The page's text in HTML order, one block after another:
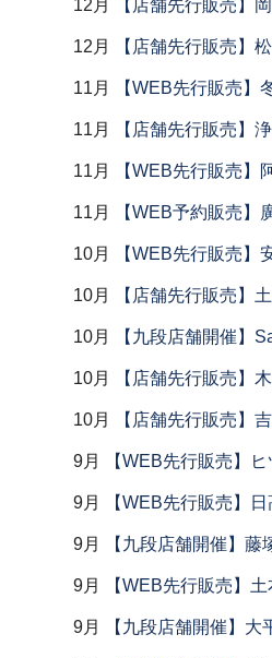
12月 【店舗先行販売】
12月 【店舗先行販売】
11月 【WEB先行販売】
11月 【店舗先行販売】
11月 【WEB先行販売】
11月 【WEB予約販売】
10月 【WEB先行販売】
10月 【店舗先行販売】
10月 【九段店舗開催】
10月 【店舗先行販売】
10月 【店舗先行販売】
9月 【WEB先行販売】
9月 【WEB先行販売】
9月 【九段店舗開催】藤
9月 【WEB先行販売】
9月 【九段店舗開催】大